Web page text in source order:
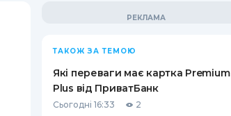
ТАКОЖ ЗА ТЕМОЮ
Які переваги має картка Premium
Plus від ПриватБанк
Сьогодні 16:33 2